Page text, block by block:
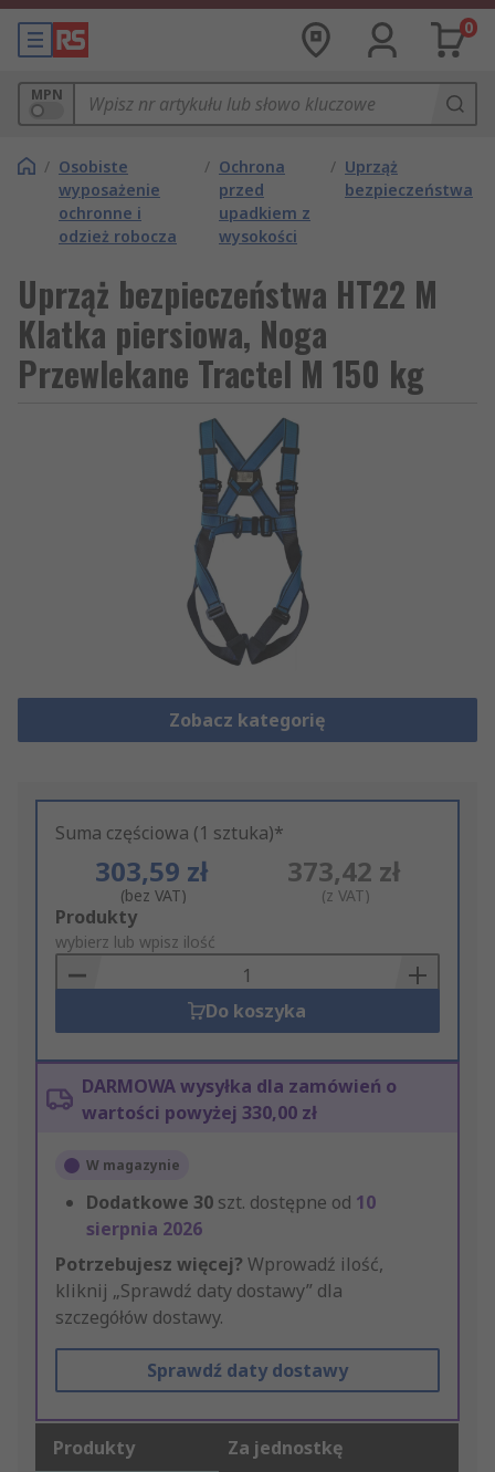
0
MPN
/ Osobiste
wyposażenie
ochronne i
odzież robocza
/ Ochrona
przed
upadkiem z
wysokości
/ Uprząż
bezpieczeństwa
Uprząż bezpieczeństwa HT22 M
Klatka piersiowa, Noga
Przewlekane Tractel M 150 kg
Zobacz kategorię
Suma częściowa (1 sztuka)*
303,59 zł
(bez VAT)
373,42 zł
(z VAT)
Add
to
Basket
Produkty
wybierz lub wpisz ilość
Do koszyka
DARMOWA wysyłka dla zamówień o
wartości powyżej 330,00 zł
W magazynie
Dodatkowe 30 szt. dostępne od 10
sierpnia 2026
Potrzebujesz więcej? Wprowadź ilość,
kliknij „Sprawdź daty dostawy” dla
szczegółów dostawy.
Sprawdź daty dostawy
Produkty Za jednostkę